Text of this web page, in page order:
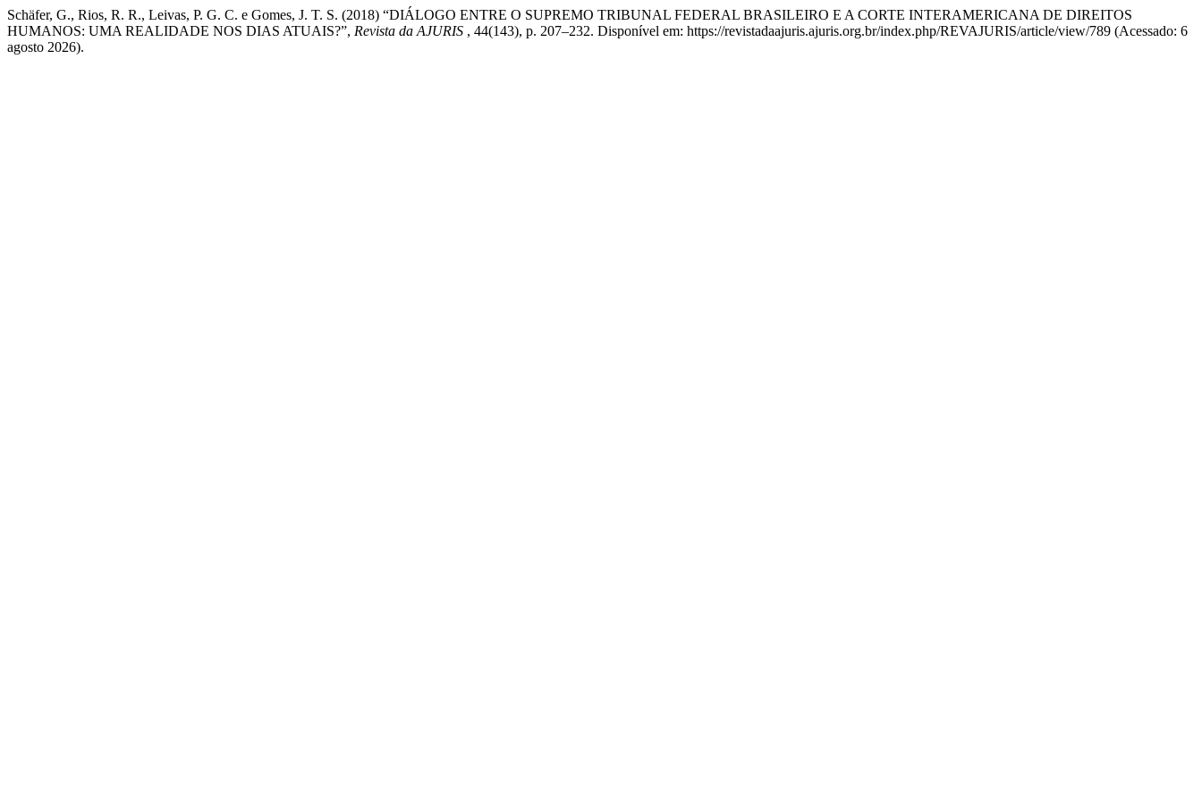
Schäfer, G., Rios, R. R., Leivas, P. G. C. e Gomes, J. T. S. (2018) “DIÁLOGO ENTRE O SUPREMO TRIBUNAL FEDERAL BRASILEIRO E A CORTE INTERAMERICANA DE DIREITOS
HUMANOS: UMA REALIDADE NOS DIAS ATUAIS?”, Revista da AJURIS , 44(143), p. 207–232. Disponível em: https://revistadaajuris.ajuris.org.br/index.php/REVAJURIS/article/view/789 (Acessado: 6
agosto 2026).